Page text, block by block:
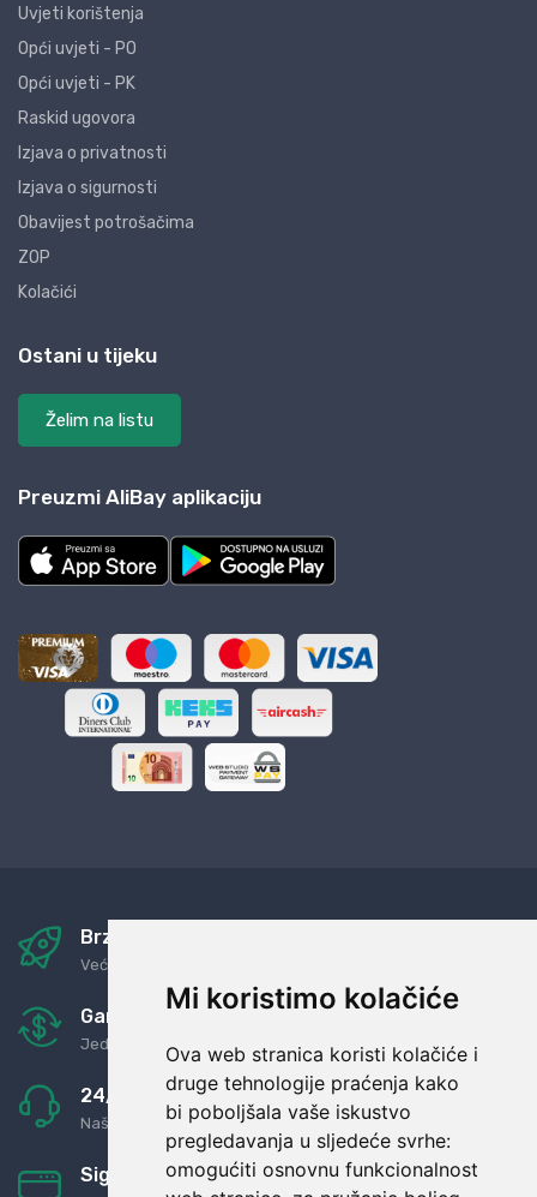
Mi koristimo kolačiće
Ova web stranica koristi kolačiće i
druge tehnologije praćenja kako
bi poboljšala vaše iskustvo
pregledavanja u sljedeće svrhe:
omogućiti osnovnu funkcionalnost
Uvjeti korištenja
Opći uvjeti - PO
Opći uvjeti - PK
Raskid ugovora
Izjava o privatnosti
Izjava o sigurnosti
Obavijest potrošačima
ZOP
Kolačići
Ostani u tijeku
Želim na listu
Preuzmi AliBay aplikaciju
Brza i sigurna dostava
Već za nekoliko dana kod vas
Garancija u povrat novaca
Jednostavno pravilo: Roba za novac
24/7 odlična podrška
Naši agenti uvijek na raspolaganju
Sigurno obročno plaćanje